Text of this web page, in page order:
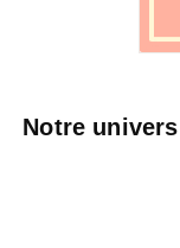
Notre